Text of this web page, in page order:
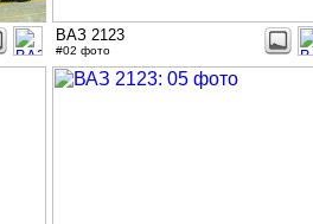
ВАЗ 2123
#02 фото